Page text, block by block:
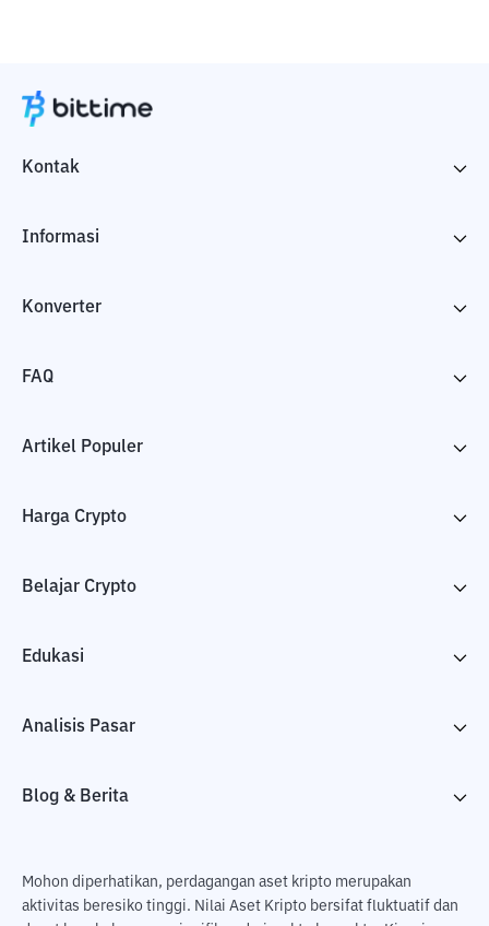
Kontak
Informasi
Konverter
FAQ
Artikel Populer
Harga Crypto
Belajar Crypto
Edukasi
Analisis Pasar
Blog & Berita
Mohon diperhatikan, perdagangan aset kripto merupakan
aktivitas beresiko tinggi. Nilai Aset Kripto bersifat fluktuatif dan